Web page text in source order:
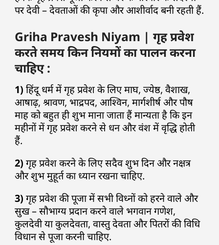
पर देवी – देवताओं की कृपा और आशीर्वाद बनी रहती हैं.
Griha Pravesh Niyam | गृह प्रवेश
करते समय किन नियमों का पालन करना
चाहिए :
1) हिंदू धर्म में गृह प्रवेश के लिए माघ, ज्येष्ठ, वैशाख,
आषाढ़, श्रावण, भाद्रपद, आश्विन, मार्गशीर्ष और पौष
माह को बहुत ही शुभ माना जाता हैं मान्यता है कि इन
महीनों में गृह प्रवेश करने से धन और वंश में वृद्धि होती
हैं.
2) गृह प्रवेश करने के लिए सदैव शुभ दिन और नक्षत्र
और शुभ मुहूर्त का ध्यान रखना चाहिए.
3) गृह प्रवेश की पूजा में सभी विध्नों को हरने वाले और
सुख – सौभाग्य प्रदान करने वाले भगवान गणेश,
कुलदेवी या कुलदेवता, वास्तु देवता और पितरों की विधि
विधान से पूजा करनी चाहिए.